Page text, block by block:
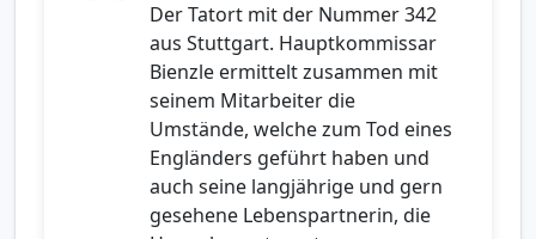
Der Tatort mit der Nummer 342
aus Stuttgart. Hauptkommissar
Bienzle ermittelt zusammen mit
seinem Mitarbeiter die
Umstände, welche zum Tod eines
Engländers geführt haben und
auch seine langjährige und gern
gesehene Lebenspartnerin, die